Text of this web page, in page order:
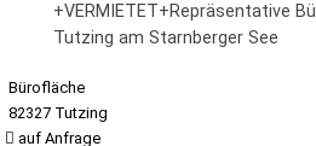
+VERMIETET+Repräsentative
Tutzing am Starnberger See
Bürofläche
82327 Tutzing
auf Anfrage